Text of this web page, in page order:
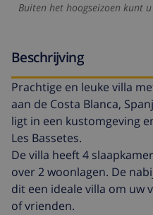
Buiten het hoogseizoen kunt
Beschrijving
Prachtige en leuke villa
aan de Costa Blanca,
ligt in een kustomgeving
Les Bassetes.
De villa heeft 4
over 2 woonlagen. De
dit een ideale villa om uw
of vrienden.